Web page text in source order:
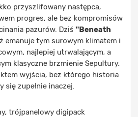
przyszlifowany następca,
progres, ale bez kompromisów
pazurów. Dziś "Beneath
emanuje tym surowym klimatem i
najlepiej utrwalającym, a
klasyczne brzmienie Sepultury.
wyjścia, bez którego historia
się zupełnie inaczej.
trójpanelowy digipack